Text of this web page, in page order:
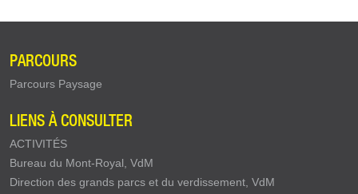
PARCOURS
Parcours Paysage
LIENS À CONSULTER
ACTIVITÉS
Bureau du Mont-Royal, VdM
Direction des grands parcs et du verdissement, VdM